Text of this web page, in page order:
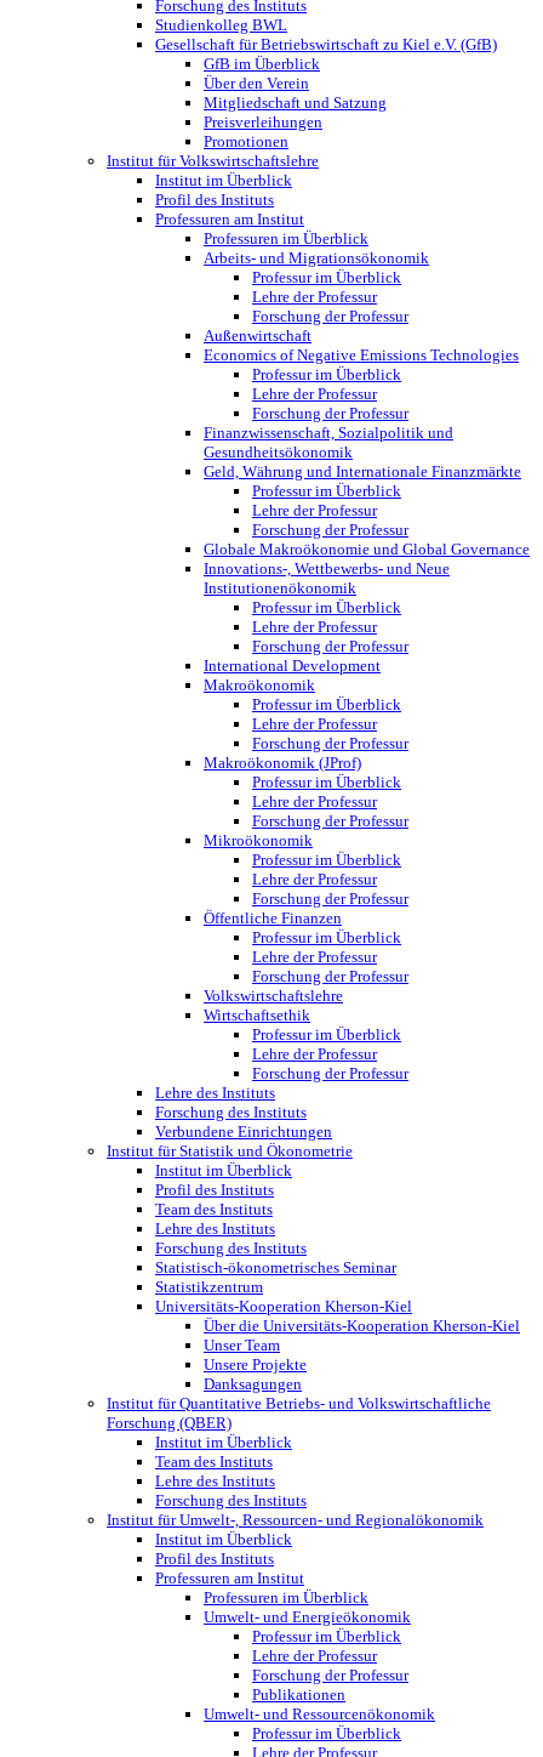
Forschung des Instituts
Studienkolleg BWL
Gesellschaft für Betriebswirtschaft zu Kiel e.V. (GfB)
GfB im Überblick
Über den Verein
Mitgliedschaft und Satzung
Preisverleihungen
Promotionen
Institut für Volkswirtschaftslehre
Institut im Überblick
Profil des Instituts
Professuren am Institut
Professuren im Überblick
Arbeits- und Migrationsökonomik
Professur im Überblick
Lehre der Professur
Forschung der Professur
Außenwirtschaft
Economics of Negative Emissions Technologies
Professur im Überblick
Lehre der Professur
Forschung der Professur
Finanzwissenschaft, Sozialpolitik und
Gesundheitsökonomik
Geld, Währung und Internationale Finanzmärkte
Professur im Überblick
Lehre der Professur
Forschung der Professur
Globale Makroökonomie und Global Governance
Innovations-, Wettbewerbs- und Neue
Institutionenökonomik
Professur im Überblick
Lehre der Professur
Forschung der Professur
International Development
Makroökonomik
Professur im Überblick
Lehre der Professur
Forschung der Professur
Makroökonomik (JProf)
Professur im Überblick
Lehre der Professur
Forschung der Professur
Mikroökonomik
Professur im Überblick
Lehre der Professur
Forschung der Professur
Öffentliche Finanzen
Professur im Überblick
Lehre der Professur
Forschung der Professur
Volkswirtschaftslehre
Wirtschaftsethik
Professur im Überblick
Lehre der Professur
Forschung der Professur
Lehre des Instituts
Forschung des Instituts
Verbundene Einrichtungen
Institut für Statistik und Ökonometrie
Institut im Überblick
Profil des Instituts
Team des Instituts
Lehre des Instituts
Forschung des Instituts
Statistisch-ökonometrisches Seminar
Statistikzentrum
Universitäts-Kooperation Kherson-Kiel
Über die Universitäts-Kooperation Kherson-Kiel
Unser Team
Unsere Projekte
Danksagungen
Institut für Quantitative Betriebs- und Volkswirtschaftliche
Forschung (QBER)
Institut im Überblick
Team des Instituts
Lehre des Instituts
Forschung des Instituts
Institut für Umwelt-, Ressourcen- und Regionalökonomik
Institut im Überblick
Profil des Instituts
Professuren am Institut
Professuren im Überblick
Umwelt- und Energieökonomik
Professur im Überblick
Lehre der Professur
Forschung der Professur
Publikationen
Umwelt- und Ressourcenökonomik
Professur im Überblick
Lehre der Professur